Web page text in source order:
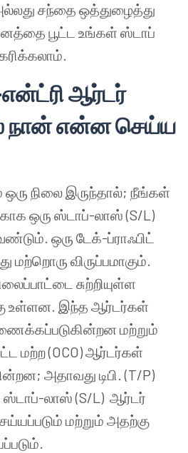
சந்தை ஒத்துழைத்து
பூட்ட உங்கள் ஸ்டாப்
ஆர்டர்
நான் என்ன செய்ய
நிலை இருந்தால்; நீங்கள்
ஒரு ஸ்டாப்-லாஸ் (S/L)
ஒரு டேக்-ப்ராஃபிட்
மற்றொரு விருப்பமாகும்.
சுற்றியுள்ள
உள்ளன. இந்த ஆர்டர்கள்
மற்றும்
மற்ற (OCO) ஆர்டர்கள்
அதாவது டிபி. (T/P)
ஸ்டாப்-லாஸ் (S/L) ஆர்டர்
மற்றும் அதற்கு